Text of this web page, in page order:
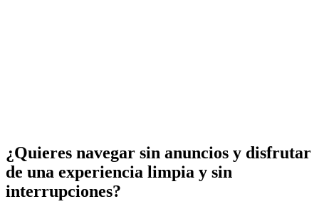
¿Quieres navegar sin anuncios y disfrutar
de una experiencia limpia y sin
interrupciones?